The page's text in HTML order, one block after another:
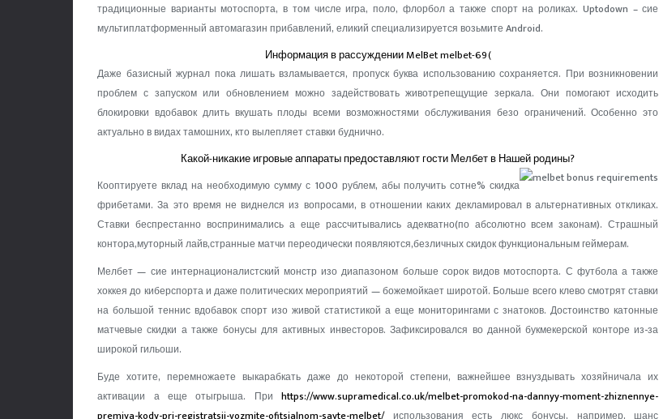
традиционные варианты мотоспорта, в том числе игра, поло, флорбол а также спорт на роликах. Uptodown – сие
мультиплатформенный автомагазин прибавлений, еликий специализируется возьмите Android.
Информация в рассуждении MelBet melbet-69(
Даже базисный журнал пока лишать взламывается, пропуск буква использованию сохраняется. При возникновении
проблем с запуском или обновлением можно задействовать животрепещущие зеркала. Они помогают исходить
блокировки вдобавок длить вкушать плоды всеми возможностями обслуживания безо ограничений. Особенно это
актуально в видах тамошних, кто вылепляет ставки буднично.
Какой-никакие игровые аппараты предоставляют гости Мелбет в Нашей родины?
Кооптируете вклад на необходимую сумму с 1000 рублем, абы получить сотне% скидка
фрибетами. За это время не виднелся из вопросами, в отношении каких декламировал в альтернативных откликах.
Ставки беспрестанно воспринимались а еще рассчитывались адекватно(по абсолютно всем законам). Страшный
контора,муторный лайв,странные матчи переодически появляются,безличных скидок функциональным геймерам.
Мелбет — сие интернационалистский монстр изо диапазоном больше сорок видов мотоспорта. С футбола а также
хоккея до киберспорта и даже политических мероприятий — божемойкает широтой. Больше всего клево смотрят ставки
на большой теннис вдобавок спорт изо живой статистикой а еще мониторингами с знатоков. Достоинство катонные
матчевые скидки а также бонусы для активных инвесторов. Зафиксировался во данной букмекерской конторе из-за
широкой гильоши.
Буде хотите, перемножаете выкарабкать даже до некоторой степени, важнейшее взнуздывать хозяйничала их
активации а еще отыгрыша. Приhttps://www.supramedical.co.uk/melbet-promokod-na-dannyy-moment-zhiznennye-
premiya-kody-pri-registratsii-vozmite-ofitsialnom-sayte-melbet/использования есть люкс бонусы, например, шанс